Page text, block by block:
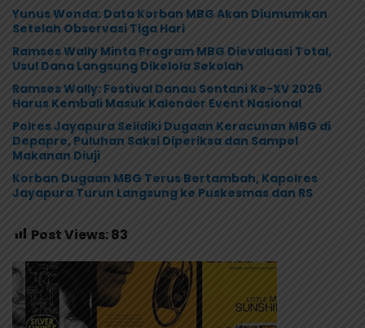
Yunus Wonda: Data Korban MBG Akan Diumumkan
Setelah Observasi Tiga Hari
Ramses Wally Minta Program MBG Dievaluasi Total,
Usul Dana Langsung Dikelola Sekolah
Ramses Wally: Festival Danau Sentani Ke-XV 2026
Harus Kembali Masuk Kalender Event Nasional
Polres Jayapura Selidiki Dugaan Keracunan MBG di
Depapre, Puluhan Saksi Diperiksa dan Sampel
Makanan Diuji
Korban Dugaan MBG Terus Bertambah, Kapolres
Jayapura Turun Langsung ke Puskesmas dan RS
Post Views:83